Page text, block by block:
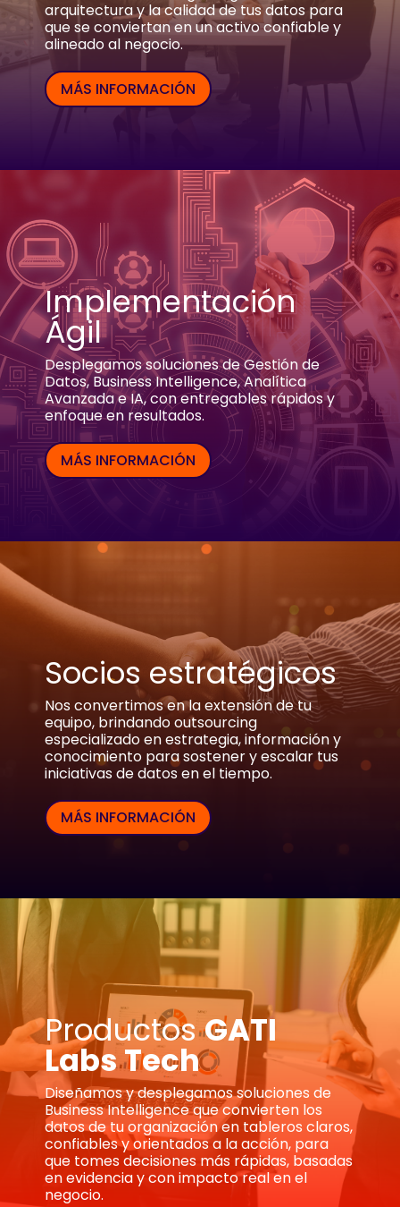
arquitectura y la calidad de tus datos para
que se conviertan en un activo confiable y
alineado al negocio.
MÁS INFORMACIÓN
Implementación
Ágil
Desplegamos soluciones de Gestión de
Datos, Business Intelligence, Analítica
Avanzada e IA, con entregables rápidos y
enfoque en resultados.
MÁS INFORMACIÓN
Socios estratégicos
Nos convertimos en la extensión de tu
equipo, brindando outsourcing
especializado en estrategia, información y
conocimiento para sostener y escalar tus
iniciativas de datos en el tiempo.
MÁS INFORMACIÓN
ProductosGATI
Labs Tech
Diseñamos y desplegamos soluciones de
Business Intelligence que convierten los
datos de tu organización en tableros claros,
confiables y orientados a la acción, para
que tomes decisiones más rápidas, basadas
en evidencia y con impacto real en el
negocio.